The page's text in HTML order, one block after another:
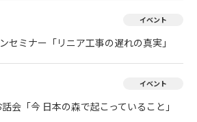
イベント
セミナー「リニア工事の遅れの真実」
イベント
会「今 日本の森で起こっていること」